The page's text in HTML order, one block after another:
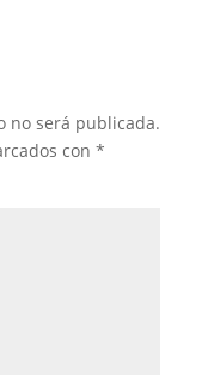
no será publicada.
con *